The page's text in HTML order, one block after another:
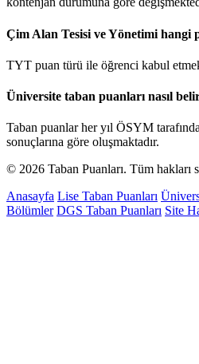
Çim Alan Tesisi ve Yönetimi hangi
TYT puan türü ile öğrenci kabul
Üniversite taban puanları nasıl
Taban puanlar her yıl ÖSYM
sonuçlarına göre oluşmaktadır.
© 2026 Taban Puanları. Tüm hakları
Anasayfa Lise Taban Puanları
Bölümler DGS Taban Puanları Site